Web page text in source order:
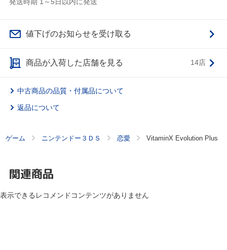
値下げのお知らせを受け取る
商品が入荷した店舗を見る 14店
中古商品の品質・付属品について
返品について
ゲーム ニンテンドー３ＤＳ 恋愛 VitaminX Evolution Plus
関連商品
表示できるレコメンドコンテンツがありません